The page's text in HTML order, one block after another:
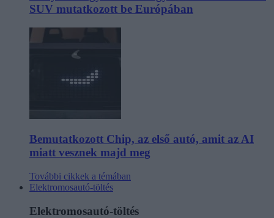
SUV mutatkozott be Európában
Bemutatkozott Chip, az első autó, amit az AI
miatt vesznek majd meg
További cikkek a témában
Elektromosautó-töltés
Elektromosautó-töltés